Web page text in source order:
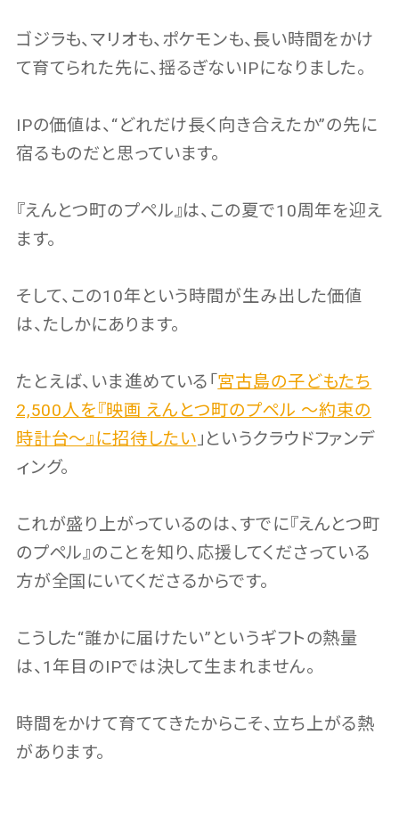
ゴジラも、マリオも、ポケモンも、長い時間をかけ
て育てられた先に、揺るぎないIPになりました。
IPの価値は、“どれだけ長く向き合えたか”の先に
宿るものだと思っています。
『えんとつ町のプペル』は、この夏で10周年を迎え
ます。
そして、この10年という時間が生み出した価値
は、たしかにあります。
たとえば、いま進めている「 宮古島の子どもたち
2,500人を『映画 えんとつ町のプペル 〜約束の
時計台〜』に招待したい 」というクラウドファンデ
ィング。
これが盛り上がっているのは、すでに『えんとつ町
のプペル』のことを知り、応援してくださっている
方が全国にいてくださるからです。
こうした“誰かに届けたい”というギフトの熱量
は、1年目のIPでは決して生まれません。
時間をかけて育ててきたからこそ、立ち上がる熱
があります。